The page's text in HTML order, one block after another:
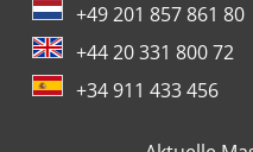
+49 201 857 861 80
+44 20 331 800 72
+34 911 433 456